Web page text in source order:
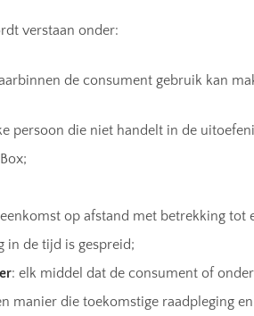
verstaan onder:
de consument gebruik kan
persoon die niet handelt in de
op afstand met betrekking
de tijd is gespreid;
: elk middel dat de consument of
manier die toekomstige raadpleging